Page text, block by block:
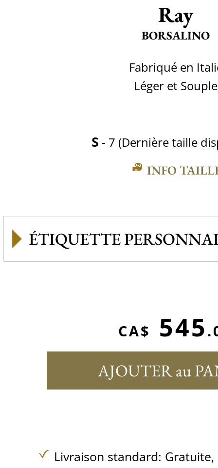
Ray
BORSALINO
Fabriqué en
Léger et Souple
S - 7 (Dernière taille
INFO
ÉTIQUETTE
CA$ 545
AJOUTER au
Livraison standard: Gratuite,